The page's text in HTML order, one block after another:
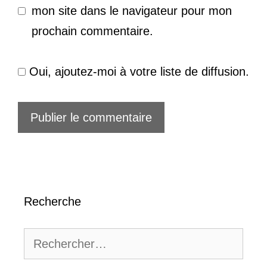
mon site dans le navigateur pour mon
prochain commentaire.
Oui, ajoutez-moi à votre liste de diffusion.
Recherche